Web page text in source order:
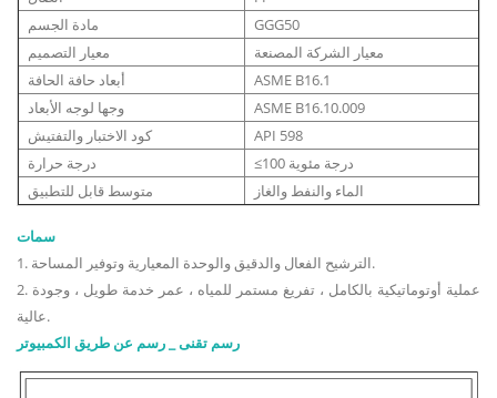
مادة الجسم
GGG50
معيار التصميم
معيار الشركة المصنعة
أبعاد حافة الحافة
ASME B16.1
وجها لوجه الأبعاد
ASME B16.10.009
كود الاختبار والتفتيش
API 598
درجة حرارة
≤100 درجة مئوية
متوسط ​​قابل للتطبيق
الماء والنفط والغاز
سمات
1. الترشيح الفعال والدقيق والوحدة المعيارية وتوفير المساحة.
2. عملية أوتوماتيكية بالكامل ، تفريغ مستمر للمياه ، عمر خدمة طويل ، وجودة
عالية.
رسم تقنى _ رسم عن طريق الكمبيوتر